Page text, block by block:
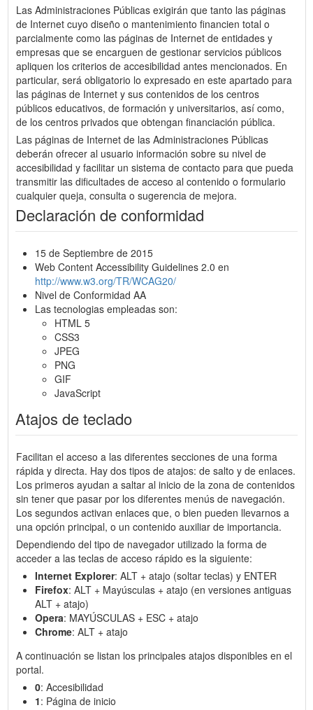
Las Administraciones Públicas exigirán que tanto las páginas
de Internet cuyo diseño o mantenimiento financien total o
parcialmente como las páginas de Internet de entidades y
empresas que se encarguen de gestionar servicios públicos
apliquen los criterios de accesibilidad antes mencionados. En
particular, será obligatorio lo expresado en este apartado para
las páginas de Internet y sus contenidos de los centros
públicos educativos, de formación y universitarios, así como,
de los centros privados que obtengan financiación pública.
Las páginas de Internet de las Administraciones Públicas
deberán ofrecer al usuario información sobre su nivel de
accesibilidad y facilitar un sistema de contacto para que pueda
transmitir las dificultades de acceso al contenido o formulario
cualquier queja, consulta o sugerencia de mejora.
Declaración de conformidad
15 de Septiembre de 2015
Web Content Accessibility Guidelines 2.0 en
http://www.w3.org/TR/WCAG20/
Nivel de Conformidad AA
Las tecnologias empleadas son:
HTML 5
CSS3
JPEG
PNG
GIF
JavaScript
Atajos de teclado
Facilitan el acceso a las diferentes secciones de una forma
rápida y directa. Hay dos tipos de atajos: de salto y de enlaces.
Los primeros ayudan a saltar al inicio de la zona de contenidos
sin tener que pasar por los diferentes menús de navegación.
Los segundos activan enlaces que, o bien pueden llevarnos a
una opción principal, o un contenido auxiliar de importancia.
Dependiendo del tipo de navegador utilizado la forma de
acceder a las teclas de acceso rápido es la siguiente:
Internet Explorer: ALT + atajo (soltar teclas) y ENTER
Firefox: ALT + Mayúsculas + atajo (en versiones antiguas
ALT + atajo)
Opera: MAYÚSCULAS + ESC + atajo
Chrome: ALT + atajo
A continuación se listan los principales atajos disponibles en el
portal.
0: Accesibilidad
1: Página de inicio